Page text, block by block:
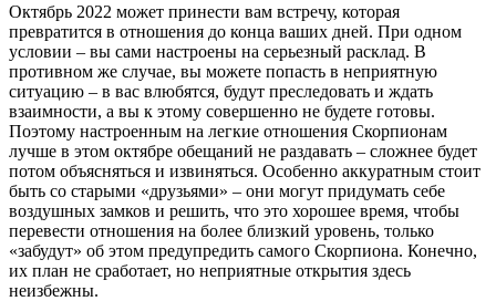
Октябрь 2022 может принести вам встречу, которая
превратится в отношения до конца ваших дней. При одном
условии – вы сами настроены на серьезный расклад. В
противном же случае, вы можете попасть в неприятную
ситуацию – в вас влюбятся, будут преследовать и ждать
взаимности, а вы к этому совершенно не будете готовы.
Поэтому настроенным на легкие отношения Скорпионам
лучше в этом октябре обещаний не раздавать – сложнее будет
потом объясняться и извиняться. Особенно аккуратным стоит
быть со старыми «друзьями» – они могут придумать себе
воздушных замков и решить, что это хорошее время, чтобы
перевести отношения на более близкий уровень, только
«забудут» об этом предупредить самого Скорпиона. Конечно,
их план не сработает, но неприятные открытия здесь
неизбежны.